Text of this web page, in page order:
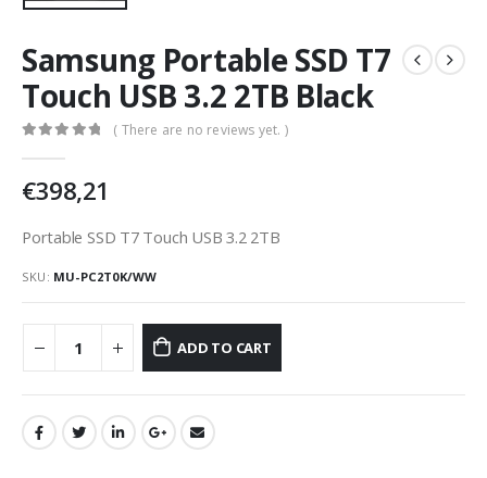
Samsung Portable SSD T7
Touch USB 3.2 2TB Black
( There are no reviews yet. )
€398,21
Portable SSD T7 Touch USB 3.2 2TB
SKU: MU-PC2T0K/WW
ADD TO CART